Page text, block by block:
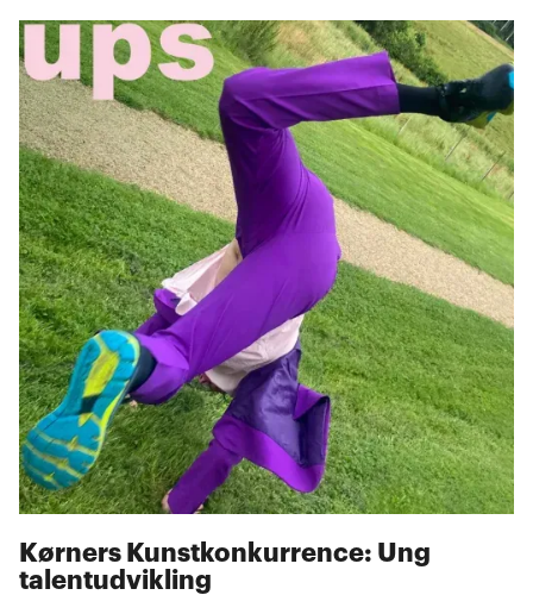
Kørners Kunstkonkurrence: Ung
talentudvikling